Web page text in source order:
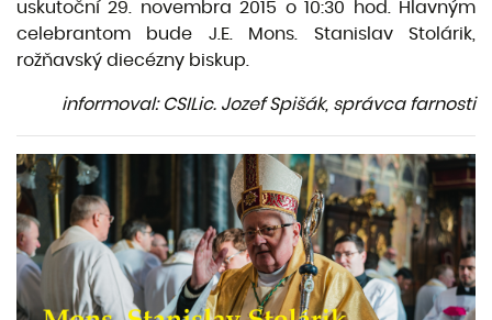
uskutoční 29. novembra 2015 o 10:30 hod. Hlavným
celebrantom bude J.E. Mons. Stanislav Stolárik,
rožňavský diecézny biskup.
informoval: CSILic. Jozef Spišák, správca farnosti